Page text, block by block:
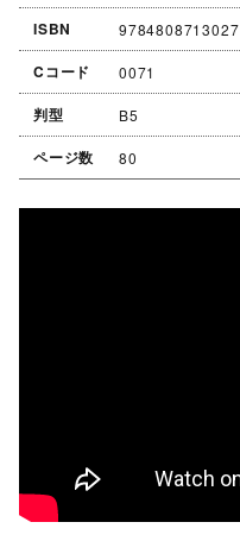
ISBN 9784808713027
Cコード 0071
判型 B5
ページ数 80